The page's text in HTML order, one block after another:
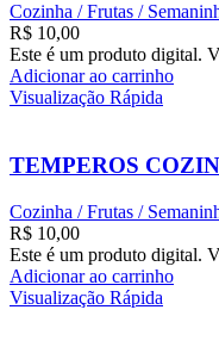
Cozinha / Frutas /
R$ 10,00
Este é um produto digital.
Adicionar ao carrinho
Visualização Rápida
TEMPEROS
Cozinha / Frutas /
R$ 10,00
Este é um produto digital.
Adicionar ao carrinho
Visualização Rápida